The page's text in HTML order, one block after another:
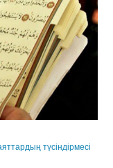
түсіндірмесі